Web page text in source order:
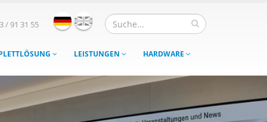
/ 91 31 55
LEISTUNGEN HARDWARE